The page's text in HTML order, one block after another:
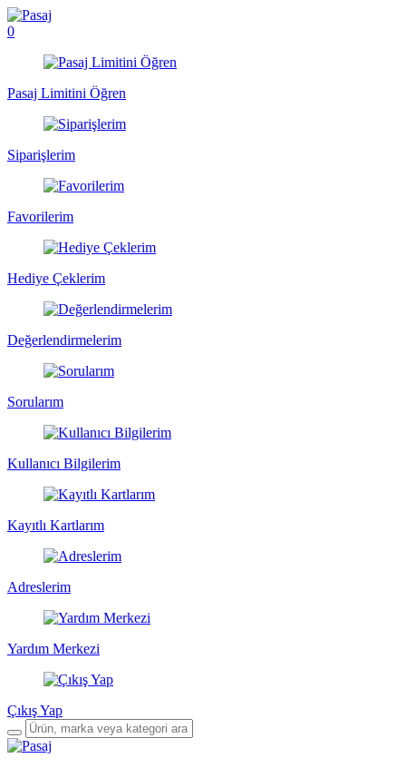
0
Pasaj Limitini Öğren
Siparişlerim
Favorilerim
Hediye Çeklerim
Değerlendirmelerim
Sorularım
Kullanıcı Bilgilerim
Kayıtlı Kartlarım
Adreslerim
Yardım Merkezi
Çıkış Yap